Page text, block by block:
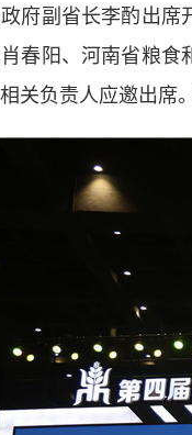
副省长李酌出席开
春阳、河南省粮
关负责人应邀出席